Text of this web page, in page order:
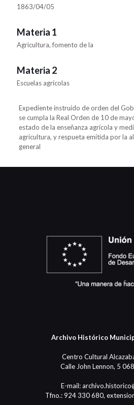
1863/04/05
Materia 1
Agricultura, fomento de la
Materia 2
Escuelas agrícolas
Expediente instruído de orden del
se cumpla la Real Orden de 10 de
estado de la enseñanza agrícola y
agricultura, y respueta emitida por la
general
Archivo Histórico
Centro Cultural
Calle John Lennon, 5
E-mail:
Tfno.: 924 330 680,